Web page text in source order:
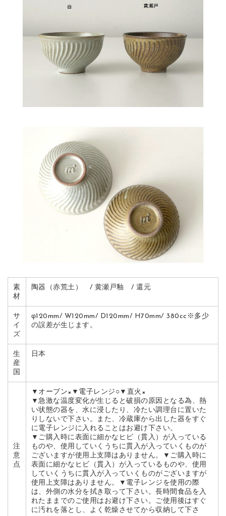
素
材
陶器（赤荒土） / 黄瀬戸釉/ 還元
サ
イ
ズ
φ120mm/ W120mm/ D120mm/ H70mm/ 380cc ※多少
の誤差が生じます。
生
産
国
日本
注
意
点
▼オーブン×▼電子レンジ○▼直火×
▼急激な温度変化が生じると破損の原因となる為、熱
い状態の器を、水に浸したり、冷たい調理台に置いた
りしないで下さい。また、冷蔵庫から出した器をすぐ
に電子レンジに入れることはお避け下さい。
▼ご購入時に表面に細かなヒビ（貫入）が入っている
ものや、使用していくうちに貫入が入っていくものが
ございますが使用上支障はありません。▼ご購入時に
表面に細かなヒビ（貫入）が入っているものや、使用
していくうちに貫入が入っていくものがございますが
使用上支障はありません。▼電子レンジを使用の際
は、外側の水分を拭き取って下さい。長時間食品を入
れたままでのご使用はお避け下さい。ご使用後はすぐ
に汚れを落とし、よく乾燥させてから収納して下さ